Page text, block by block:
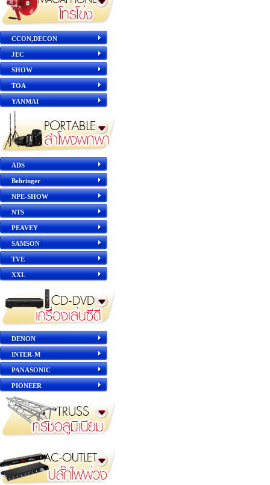
CCON,DECON
JEC
SHOW
TOA
YANMAI
ADS
Behringer
NPE-SHOW
NTS
PEAVEY
SAMSON
TVE
XXL
DENON
INTER-M
PANASONIC
PIONEER